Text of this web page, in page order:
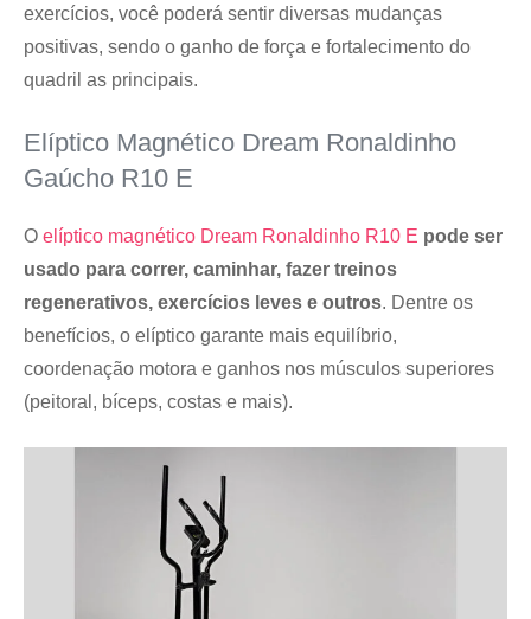
exercícios, você poderá sentir diversas mudanças
positivas, sendo o ganho de força e fortalecimento do
quadril as principais.
Elíptico Magnético Dream Ronaldinho
Gaúcho R10 E
O elíptico magnético Dream Ronaldinho R10 E pode ser
usado para correr, caminhar, fazer treinos
regenerativos, exercícios leves e outros. Dentre os
benefícios, o elíptico garante mais equilíbrio,
coordenação motora e ganhos nos músculos superiores
(peitoral, bíceps, costas e mais).